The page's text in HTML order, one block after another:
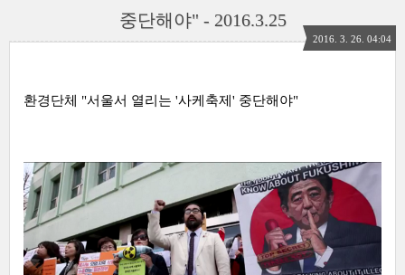
중단해야" - 2016.3.25
2016. 3. 26. 04:04
환경단체 "서울서 열리는 '사케축제' 중단해야"